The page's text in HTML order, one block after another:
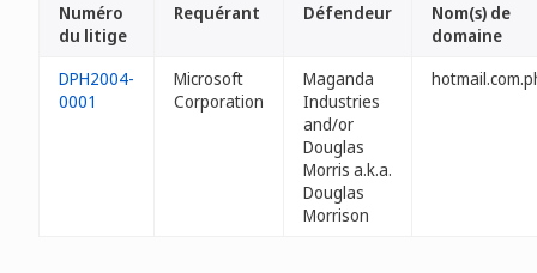
Numéro
du litige
Requérant Défendeur
Nom(s) de
domaine
DPH2004-
0001
Microsoft
Corporation
Maganda
Industries
and/or
Douglas
Morris a.k.a.
Douglas
Morrison